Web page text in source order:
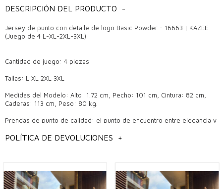
DESCRIPCIÓN DEL PRODUCTO -
Jersey de punto con detalle de logo Basic Powder - 16663 | KAZEE
(Juego de 4 L-XL-2XL-3XL)
Cantidad de juego: 4 piezas
Tallas: L XL 2XL 3XL
Medidas del Modelo: Alto: 1.72 cm, Pecho: 101 cm, Cintura: 82 cm,
Caderas: 113 cm, Peso: 80 kg.
Prendas de punto de calidad: el punto de encuentro entre elegancia y
diferencia tanto en el uso diario como en ocasiones especiales con
sus detalles elegantes y modelos de tendencia. Estos productos, que
también son los favoritos de los propietarios de boutiques
POLÍTICA DE DEVOLUCIONES +